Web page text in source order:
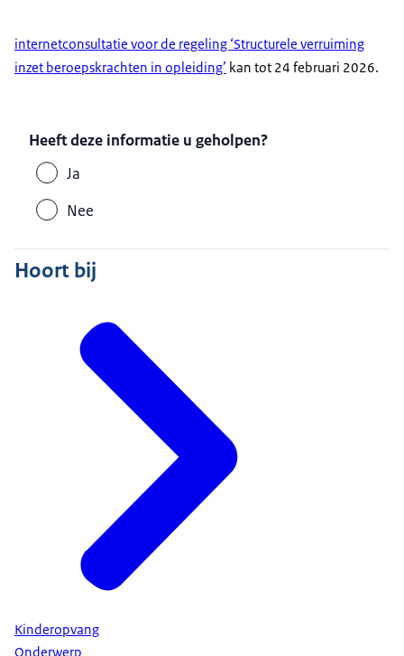
internetconsultatie voor de regeling ‘Structurele verruiming
inzet beroepskrachten in opleiding’ kan tot 24 februari 2026.
Heeft deze informatie u geholpen?
Ja
Nee
Hoort bij
Kinderopvang
Onderwerp